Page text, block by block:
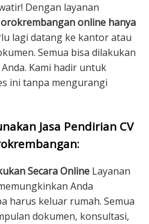
Dengan layanan
online hanya
lagi datang ke kantor atau
Semua bisa dilakukan
Kami hadir untuk
ini tanpa mengurangi
Jasa Pendirian CV
Secara Online Layanan
Anda
harus keluar rumah. Semua
dokumen, konsultasi,